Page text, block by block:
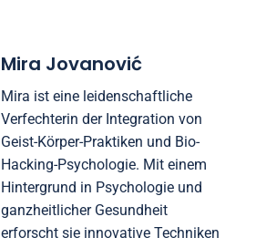
Mira Jovanović
Mira ist eine leidenschaftliche
Verfechterin der Integration von
Geist-Körper-Praktiken und Bio-
Hacking-Psychologie. Mit einem
Hintergrund in Psychologie und
ganzheitlicher Gesundheit
erforscht sie innovative Techniken